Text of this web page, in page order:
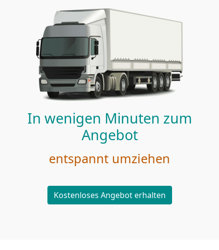
In wenigen Minuten zum
Angebot
entspannt umziehen
Kostenloses Angebot erhalten